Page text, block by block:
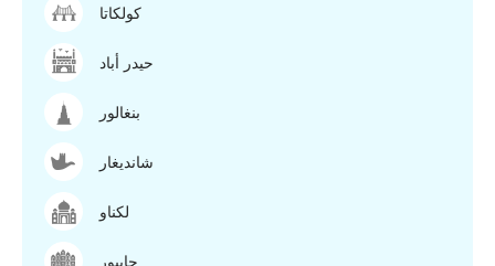
كولكاتا
حيدر أباد
بنغالور
شانديغار
لكناو
جايبور